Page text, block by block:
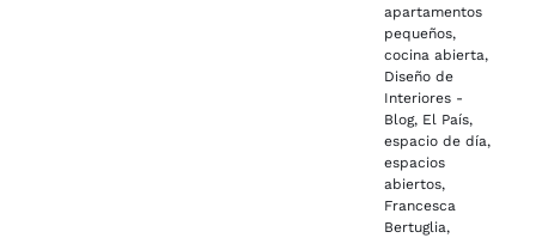
apartamentos
pequeños,
cocina abierta,
Diseño de
Interiores -
Blog, El País,
espacio de día,
espacios
abiertos,
Francesca
Bertuglia,